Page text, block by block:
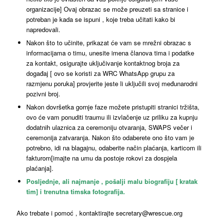
organizacije] Ovaj obrazac se može preuzeti sa stranice i
potreban je kada se ispuni , koje treba učitati kako bi
napredovali.
Nakon što to učinite, prikazat će vam se mrežni obrazac s
informacijama o timu, unesite imena članova tima i podatke
za kontakt, osigurajte uključivanje kontaktnog broja za
događaj [ ovo se koristi za WRC WhatsApp grupu za
razmjenu poruka] provjerite jeste li uključili svoj međunarodni
pozivni broj.
Nakon dovršetka gornje faze možete pristupiti stranici tržišta,
ovo će vam ponuditi traumu ili izvlačenje uz priliku za kupnju
dodatnih ulaznica za ceremoniju otvaranja, SWAPS večer i
ceremonija zatvaranja. Nakon što odaberete ono što vam je
potrebno, idi na blagajnu, odaberite način plaćanja, karticom ili
fakturom[imajte na umu da postoje rokovi za dospjela
plaćanja].
Posljednje, ali najmanje , pošalji malu biografiju [ kratak
tim] i trenutna timska fotografija.
Ako trebate i pomoć , kontaktirajte secretary@wrescue.org